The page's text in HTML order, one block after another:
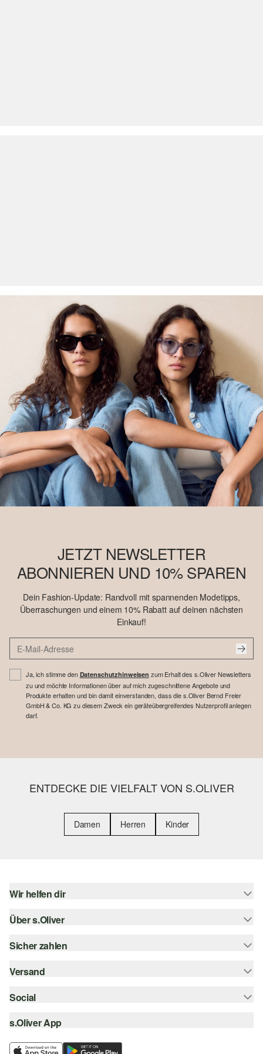
JETZT NEWSLETTER
ABONNIEREN UND 10% SPAREN
Dein Fashion-Update: Randvoll mit spannenden Modetipps,
Überraschungen und einem 10% Rabatt auf deinen nächsten
Einkauf!
Ja, ich stimme den Datenschutzhinweisen zum Erhalt des s.Oliver Newsletters
zu und möchte Informationen über auf mich zugeschnittene Angebote und
Produkte erhalten und bin damit einverstanden, dass die s.Oliver Bernd Freier
GmbH & Co. KG zu diesem Zweck ein geräteübergreifendes Nutzerprofil anlegen
darf.
ENTDECKE DIE VIELFALT VON S.OLIVER
Damen Herren Kinder
Wir helfen dir
Hilfe & FAQ
Größenberatung
Top-Kategorien
Bestellung widerrufen
Über s.Oliver
s.Oliver Magazin
Whatsapp
s.Oliver Group
Career
Sicher zahlen
Rechnung
Kreditkarte
Versand
Sendungsverfolgung
DHL
Social
instagram
facebook
s.Oliver App